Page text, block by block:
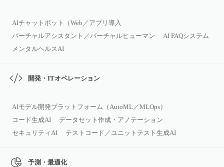
AIチャットボット（Web／アプリ導入
バーチャルアシスタント／バーチャルヒューマン
AI FAQシステム
メンタルヘルスAI
開発・ITオペレーション
AIモデル開発プラットフォーム（AutoML／MLOps）
コード生成AI
データセット作成・アノテーション
セキュリティAI
テストコード／ユニットテスト生成AI
予測・最適化